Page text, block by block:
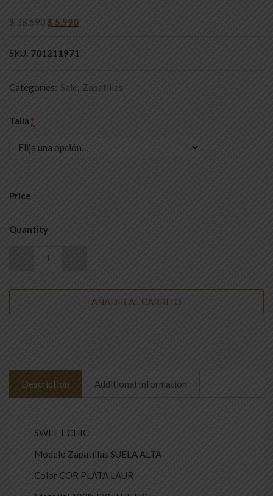
$38.590 $ 5.990
SKU: 701211971
Categories: Sale Zapatillas
Talla *
Price
Quantity
AÑADIR AL CARRITO
Description Additional Information
SWEET CHIC
Modelo Zapatillas SUELA ALTA
Color COR PLATA LAUR